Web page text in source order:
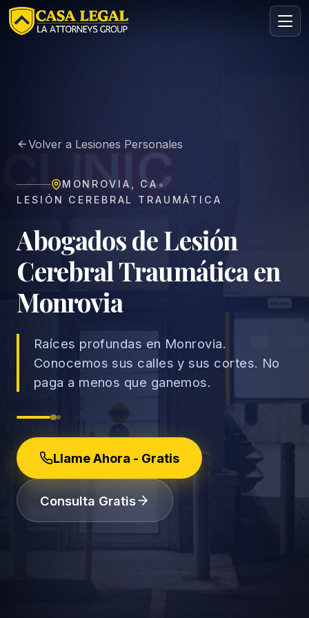
Abogado en Monrovia | Casa Legal
Contacto Consulta
Solicita tu consulta gratuita
compromiso.
Accidentes de Auto
Accidentes de Uber/Lyft(888) 585-2529
Volver a Lesiones Personales
MONROVIA , CA•
LESIÓN CEREBRAL TRAUMÁTICA
Abogados de Lesión
Cerebral Traumática en
Monrovia
Raíces profundas en Monrovia.
Conocemos sus calles y sus cortes. No
paga a menos que ganemos.
Llame Ahora - Gratis
Consulta Gratis